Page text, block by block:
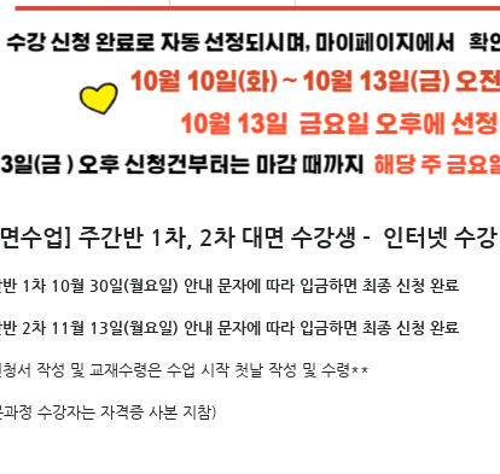
수업] 주간반 1차, 2차 대면 수강생 - 인터넷 수
반 1차 10월 30일(월요일) 안내 문자에 따라 입금하면 최종 신청 완료
반 2차 11월 13일(월요일) 안내 문자에 따라 입금하면 최종 신청 완료
서 작성 및 교재수령은 수업 시작 첫날 작성 및 수령**
과정 수강자는 자격증 사본 지참)